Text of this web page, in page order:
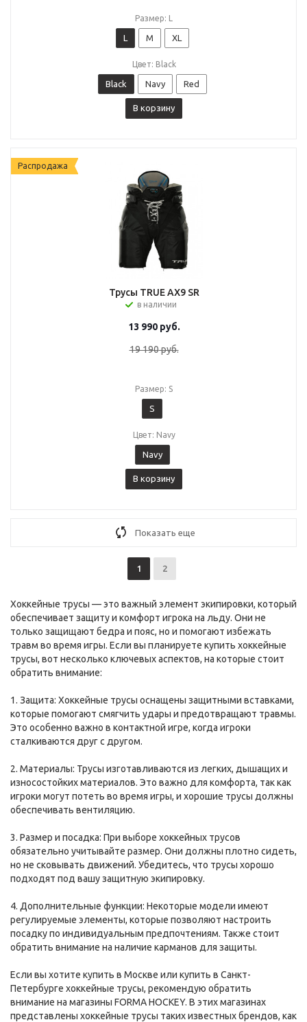
Размер: L
L M XL
Цвет: Black
Black Navy Red
В корзину
Распродажа
Трусы TRUE AX9 SR
в наличии
13 990руб.
19 190руб.
Размер: S
S
Цвет: Navy
Navy
В корзину
Показать еще
1 2
Хоккейные трусы — это важный элемент экипировки, который
обеспечивает защиту и комфорт игрока на льду. Они не
только защищают бедра и пояс, но и помогают избежать
травм во время игры. Если вы планируете купить хоккейные
трусы, вот несколько ключевых аспектов, на которые стоит
обратить внимание:
1. Защита: Хоккейные трусы оснащены защитными вставками,
которые помогают смягчить удары и предотвращают травмы.
Это особенно важно в контактной игре, когда игроки
сталкиваются друг с другом.
2. Материалы: Трусы изготавливаются из легких, дышащих и
износостойких материалов. Это важно для комфорта, так как
игроки могут потеть во время игры, и хорошие трусы должны
обеспечивать вентиляцию.
3. Размер и посадка: При выборе хоккейных трусов
обязательно учитывайте размер. Они должны плотно сидеть,
но не сковывать движений. Убедитесь, что трусы хорошо
подходят под вашу защитную экипировку.
4. Дополнительные функции: Некоторые модели имеют
регулируемые элементы, которые позволяют настроить
посадку по индивидуальным предпочтениям. Также стоит
обратить внимание на наличие карманов для защиты.
Если вы хотите купить в Москве или купить в Санкт-
Петербурге хоккейные трусы, рекомендую обратить
внимание на магазины FORMA HOCKEY. В этих магазинах
представлены хоккейные трусы таких известных брендов, как